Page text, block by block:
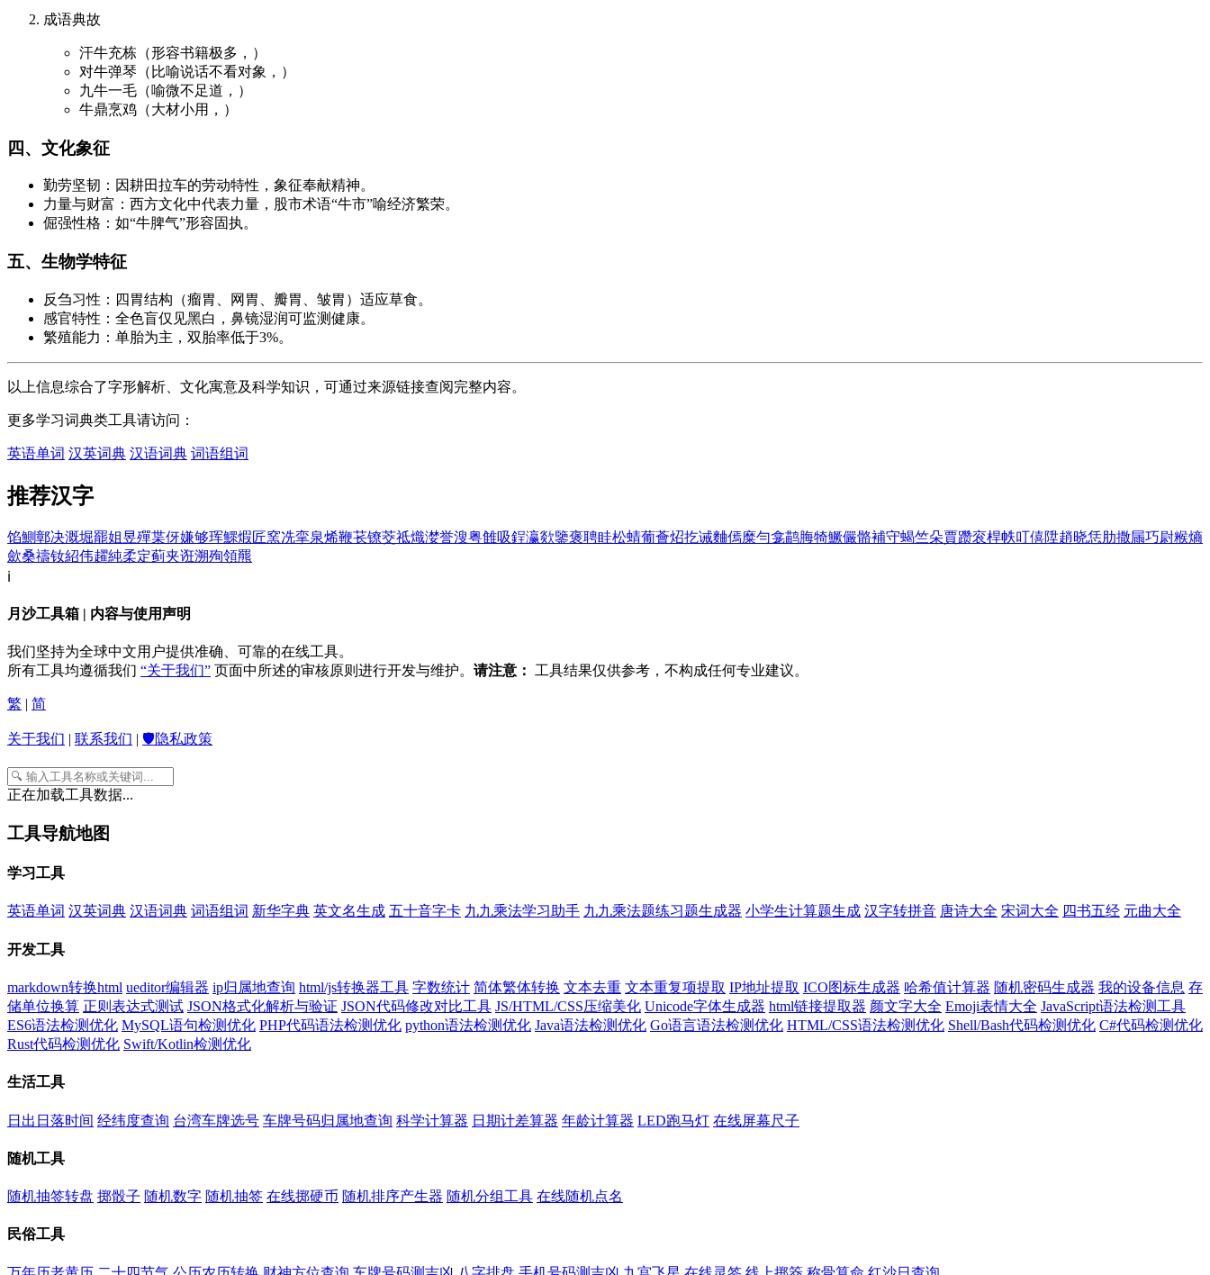
成语典故
汗牛充栋（形容书籍极多，）
对牛弹琴（比喻说话不看对象，）
九牛一毛（喻微不足道，）
牛鼎烹鸡（大材小用，）
四、文化象征
勤劳坚韧：因耕田拉车的劳动特性，象征奉献精神。
力量与财富：西方文化中代表力量，股市术语“牛市”喻经济繁荣。
倔强性格：如“牛脾气”形容固执。
五、生物学特征
反刍习性：四胃结构（瘤胃、网胃、瓣胃、皱胃）适应草食。
感官特性：全色盲仅见黑白，鼻镜湿润可监测健康。
繁殖能力：单胎为主，双胎率低于3%。
以上信息综合了字形解析、文化寓意及科学知识，可通过来源链接查阅完整内容。
更多学习词典类工具请访问：
英语单词 汉英词典 汉语词典 词语组词
推荐汉字
馅鰂鄣决溉堀罷姐昱殫枼伢嫌够珲鰥煆匠窯冼挛泉烯鞭苌镣茭祗熾漤誉溲粤雔吸鋥瀛欻鑒褒聘眭松蜻葡薈炤扢诫麯傿糜勻龛鹋脢犄鱖儼骼補守蝎竺朵賈躜衮桿帙叮僖陞趙晓恁肋撒屚巧尉糇熵
歛桑禱钕紹伟趯純柔定蓟夹诳溯殉領羆
ℹ️
月沙工具箱 | 内容与使用声明
我们坚持为全球中文用户提供准确、可靠的在线工具。
所有工具均遵循我们 “关于我们” 页面中所述的审核原则进行开发与维护。 请注意： 工具结果仅供参考，不构成任何专业建议。
繁 | 简
关于我们 | 联系我们 | 🛡️隐私政策
正在加载工具数据...
工具导航地图
学习工具
英语单词 汉英词典 汉语词典 词语组词 新华字典 英文名生成 五十音字卡 九九乘法学习助手 九九乘法题练习题生成器 小学生计算题生成 汉字转拼音 唐诗大全 宋词大全 四书五经 元曲大全
开发工具
markdown转换html ueditor编辑器 ip归属地查询 html/js转换器工具 字数统计 简体繁体转换 文本去重 文本重复项提取 IP地址提取 ICO图标生成器 哈希值计算器 随机密码生成器 我的设备信息 存
储单位换算 正则表达式测试 JSON格式化解析与验证 JSON代码修改对比工具 JS/HTML/CSS压缩美化 Unicode字体生成器 html链接提取器 颜文字大全 Emoji表情大全 JavaScript语法检测工具
ES6语法检测优化 MySQL语句检测优化 PHP代码语法检测优化 python语法检测优化 Java语法检测优化 Go语言语法检测优化 HTML/CSS语法检测优化 Shell/Bash代码检测优化 C#代码检测优化
Rust代码检测优化 Swift/Kotlin检测优化
生活工具
日出日落时间 经纬度查询 台湾车牌选号 车牌号码归属地查询 科学计算器 日期计差算器 年龄计算器 LED跑马灯 在线屏幕尺子
随机工具
随机抽签转盘 掷骰子 随机数字 随机抽签 在线掷硬币 随机排序产生器 随机分组工具 在线随机点名
民俗工具